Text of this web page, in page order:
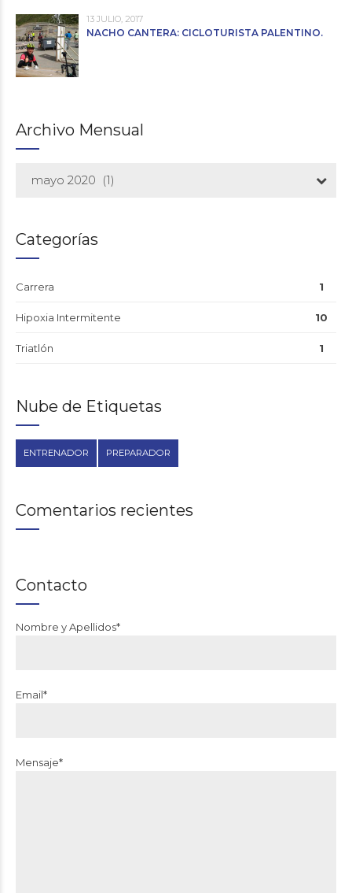
13 JULIO, 2017
NACHO CANTERA: CICLOTURISTA PALENTINO.
Archivo Mensual
mayo 2020 (1)
Categorías
Carrera 1
Hipoxia Intermitente 10
Triatlón 1
Nube de Etiquetas
ENTRENADOR PREPARADOR
Comentarios recientes
Contacto
Nombre y Apellidos*
Email*
Mensaje*